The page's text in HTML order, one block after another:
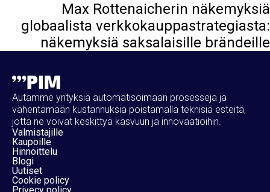
Max Rottenaicherin näkemyksiä
globaalista verkkokauppastrategiasta:
näkemyksiä saksalaisille brändeille
Autamme yrityksiä automatisoimaan prosesseja ja
vähentämään kustannuksia poistamalla teknisiä esteitä,
jotta ne voivat keskittyä kasvuun ja innovaatioihin.
Valmistajille
Kaupoille
Hinnoittelu
Blogi
Uutiset
Cookie policy
Privecy policy